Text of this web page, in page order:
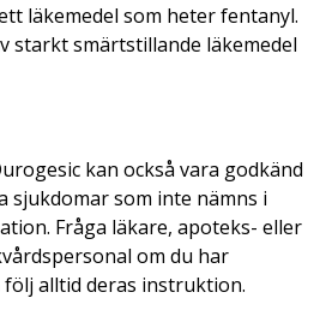
läkemedel som heter fentanyl.
starkt smärtstillande läkemedel
kan också vara godkänd
sjukdomar som inte nämns i
Fråga läkare, apoteks- eller
om du har
alltid deras instruktion.